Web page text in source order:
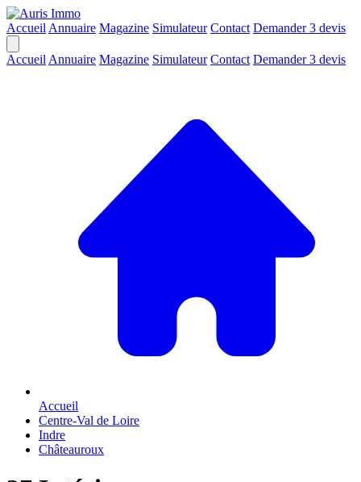
Accueil Annuaire Magazine Simulateur Contact Demander 3 devis
Accueil Annuaire Magazine Simulateur Contact Demander 3 devis
Accueil
Centre-Val de Loire
Indre
Châteauroux